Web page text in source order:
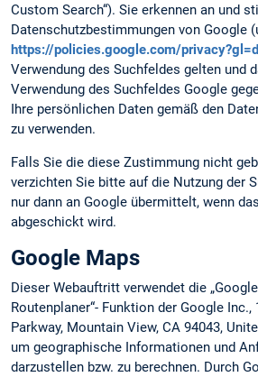
Custom Search“). Sie erkennen an und
Datenschutzbestimmungen von Google
https://policies.google.com/
Verwendung des Suchfeldes gelten und
Verwendung des Suchfeldes Google
Ihre persönlichen Daten gemäß den
zu verwenden.
Falls Sie die diese Zustimmung nicht
verzichten Sie bitte auf die Nutzung der
nur dann an Google übermittelt, wenn
abgeschickt wird.
Google Maps
Dieser Webauftritt verwendet die
Routenplaner“- Funktion der Google
Parkway, Mountain View, CA 94043,
um geographische Informationen und
darzustellen bzw. zu berechnen. Durch